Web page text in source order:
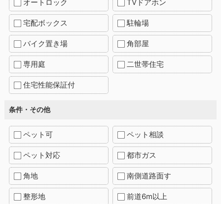
オートロック TVドアホン
宅配ボックス 駐輪場
バイク置き場 角部屋
専用庭 二世帯住宅
住宅性能保証付
条件・その他
ペット可 ペット相談
ペット対応 都市ガス
角地 南側道路面す
整形地 前道6m以上